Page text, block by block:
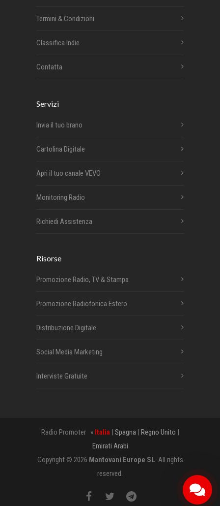
Termini & Condizioni
Classifica Indie
Contatta
Servizi
Invia il tuo brano
Cartolina Digitale
Apri il tuo canale VEVO
Monitoring Radio
Richiedi Assistenza
Risorse
Promozione Radio, TV & Stampa
Promozione Radiofonica Estero
Distribuzione Digitale
Social Media Marketing
Interviste Gratuite
Radio Promoter » Italia| Spagna | Regno Unito |
Emirati Arabi
Copyright © 2026 Mantovani Europe SL. All rights
reserved.